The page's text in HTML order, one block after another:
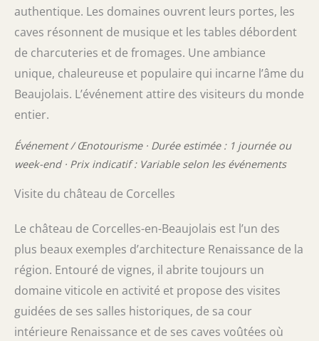
authentique. Les domaines ouvrent leurs portes, les
caves résonnent de musique et les tables débordent
de charcuteries et de fromages. Une ambiance
unique, chaleureuse et populaire qui incarne l’âme du
Beaujolais. L’événement attire des visiteurs du monde
entier.
Événement / Œnotourisme · Durée estimée : 1 journée ou
week-end · Prix indicatif : Variable selon les événements
Visite du château de Corcelles
Le château de Corcelles-en-Beaujolais est l’un des
plus beaux exemples d’architecture Renaissance de la
région. Entouré de vignes, il abrite toujours un
domaine viticole en activité et propose des visites
guidées de ses salles historiques, de sa cour
intérieure Renaissance et de ses caves voûtées où